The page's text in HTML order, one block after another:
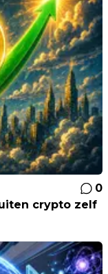
0
crypto zelf